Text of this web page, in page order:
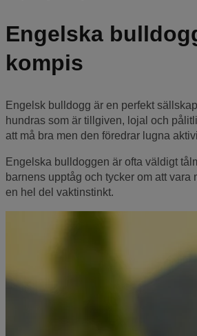
Engelska
kompis
Engelsk bulldogg är en perfekt
hundras som är tillgiven, lojal och
att må bra men den föredrar lugna
Engelska bulldoggen är ofta väldigt
barnens upptåg och tycker om att
en hel del vaktinstinkt.